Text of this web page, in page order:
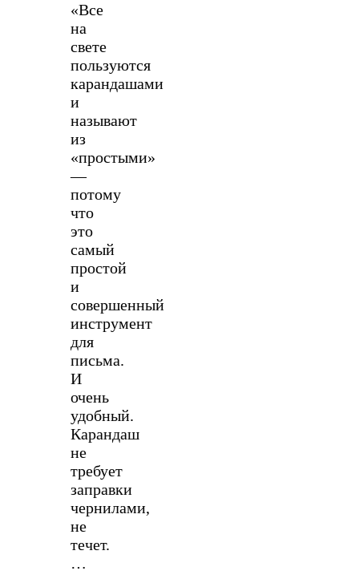
«Все
на
свете
пользуются
карандашами
и
называют
из
«простыми»
—
потому
что
это
самый
простой
и
совершенный
инструмент
для
письма.
И
очень
удобный.
Карандаш
не
требует
заправки
чернилами,
не
течет.
…